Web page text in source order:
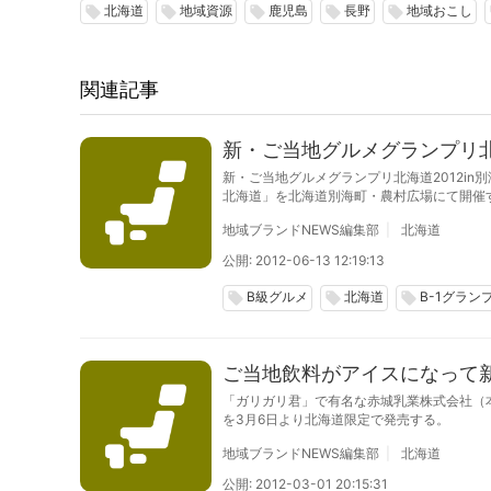
local_offer 北海道 local_offer 地域資源 local_offer 鹿児島 local_offer 長野 local_offer 地域おこし
関連記事
新・ご当地グルメグランプリ
新・ご当地グルメグランプリ北海道2012in
北海道」を北海道別海町・農村広場にて開
地域ブランドNEWS編集部
北海道
公開: 2012-06-13 12:19:13
local_offer B級グルメ local_offer 北海道 local_offer B-1グラン
ご当地飲料がアイスになって
「ガリガリ君」で有名な赤城乳業株式会社
を3月6日より北海道限定で発売する。
地域ブランドNEWS編集部
北海道
公開: 2012-03-01 20:15:31